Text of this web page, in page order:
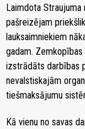
Laimdota
pašreizējam
lauksaimniekiem
gadam.
izstrādāts darbības
nevalstiskajām
tiešmaksājumu
Kā vienu no savas